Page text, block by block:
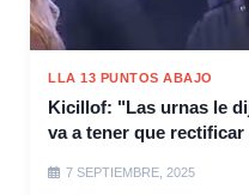
LLA 13 PUNTOS ABAJO
Kicillof: "Las urnas le
va a tener que
7 SEPTIEMBRE, 2025